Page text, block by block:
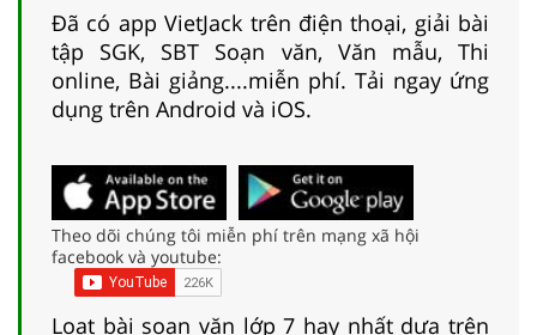
Đã có app VietJack trên điện thoại, giải bài
tập SGK, SBT Soạn văn, Văn mẫu, Thi
online, Bài giảng....miễn phí. Tải ngay ứng
dụng trên Android và iOS.
Theo dõi chúng tôi miễn phí trên mạng xã hội
facebook và youtube:
Loạt bài soạn văn lớp 7 hay nhất dựa trên